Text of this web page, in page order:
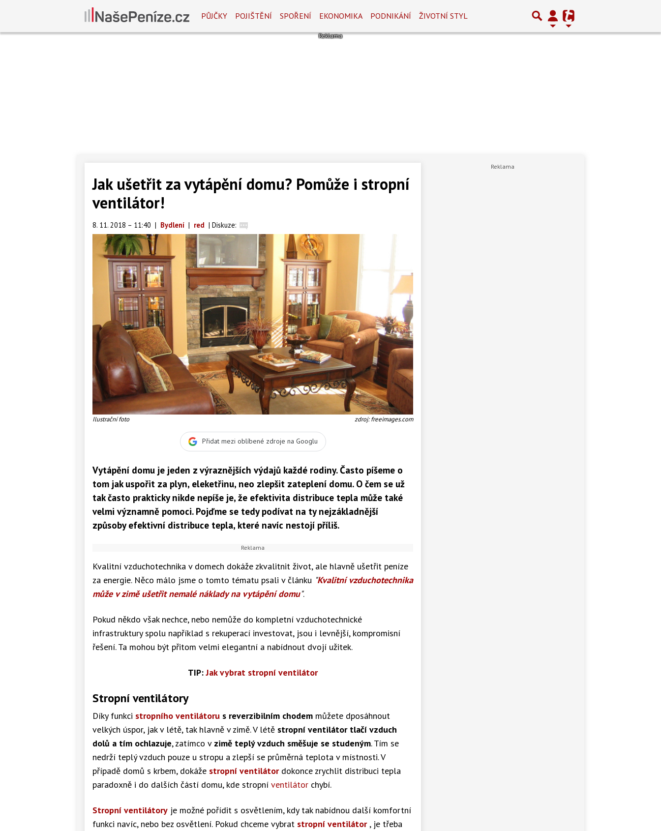
PŮJČKY POJIŠTĚNÍ SPOŘENÍ EKONOMIKA PODNIKÁNÍ ŽIVOTNÍ STYL
Jak ušetřit za vytápění domu? Pomůže i stropní
ventilátor!
8. 11. 2018 – 11:40 | Bydlení | red | Diskuze:
Ilustrační foto zdroj: freeimages.com
Přidat mezi oblíbené zdroje na Googlu
Vytápění domu je jeden z výraznějších výdajů každé rodiny. Často píšeme o
tom jak uspořit za plyn, eleketřinu, neo zlepšit zateplení domu. O čem se už
tak často prakticky nikde nepíše je, že efektivita distribuce tepla může také
velmi významně pomoci. Pojďme se tedy podívat na ty nejzákladnější
způsoby efektivní distribuce tepla, které navíc nestojí příliš.
Kvalitní vzduchotechnika v domech dokáže zkvalitnit život, ale hlavně ušetřit peníze
za energie. Něco málo jsme o tomto tématu psali v článku "Kvalitní vzduchotechnika
může v zimě ušetřit nemalé náklady na vytápění domu".
Pokud někdo však nechce, nebo nemůže do kompletní vzduchotechnické
infrastruktury spolu například s rekuperací investovat, jsou i levnější, kompromisní
řešení. Ta mohou být přitom velmi elegantní a nabídnout dvojí užitek.
TIP:Jak vybrat stropní ventilátor
Stropní ventilátory
Díky funkci stropního ventilátoru s reverzibilním chodem můžete dposáhnout
velkých úspor, jak v létě, tak hlavně v zimě. V létě stropní ventilátor tlačí vzduch
dolů a tím ochlazuje, zatímco v zimě teplý vzduch směšuje se studeným. Tím se
nedrží teplý vzduch pouze u stropu a zlepší se průměrná teplota v místnosti. V
případě domů s krbem, dokáže stropní ventilátordokonce zrychlit distribuci tepla
paradoxně i do dalších částí domu, kde stropní ventilátor chybí.
Stropní ventilátory je možné pořídit s osvětlením, kdy tak nabídnou další komfortní
funkci navíc, nebo bez osvětlení. Pokud chceme vybrat stropní ventilátor, je třeba